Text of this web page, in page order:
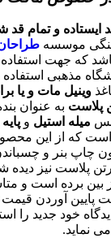
ایستاده و تمام قد
موسسه طراحان
که جهت استفاده
مذهبی
وینیل مات و یا
پلاست به عنوان
میله استیل و
که از این
چاپ بنر و
پلاست نیز
بین برده است و
پایین آوردن
خود جدید را
می نماید.